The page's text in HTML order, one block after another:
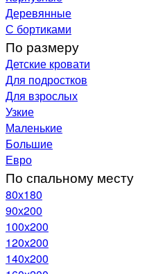
Деревянные
С бортиками
По размеру
Детские кровати
Для подростков
Для взрослых
Узкие
Маленькие
Большие
Евро
По спальному месту
80х180
90х200
100х200
120x200
140х200